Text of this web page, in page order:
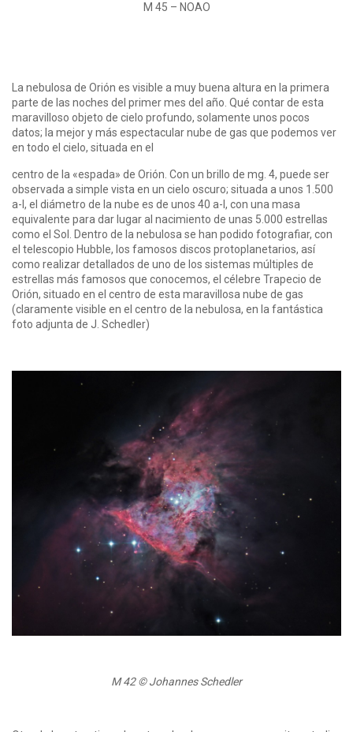
M 45 – NOAO
La nebulosa de Orión es visible a muy buena altura en la primera
parte de las noches del primer mes del año. Qué contar de esta
maravilloso objeto de cielo profundo, solamente unos pocos
datos; la mejor y más espectacular nube de gas que podemos ver
en todo el cielo, situada en el
centro de la «espada» de Orión. Con un brillo de mg. 4, puede ser
observada a simple vista en un cielo oscuro; situada a unos 1.500
a-l, el diámetro de la nube es de unos 40 a-l, con una masa
equivalente para dar lugar al nacimiento de unas 5.000 estrellas
como el Sol. Dentro de la nebulosa se han podido fotografiar, con
el telescopio Hubble, los famosos discos protoplanetarios, así
como realizar detallados de uno de los sistemas múltiples de
estrellas más famosos que conocemos, el célebre Trapecio de
Orión, situado en el centro de esta maravillosa nube de gas
(claramente visible en el centro de la nebulosa, en la fantástica
foto adjunta de J. Schedler)
M 42 © Johannes Schedler